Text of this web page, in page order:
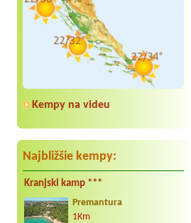
Kempy na videu
Najbližšie kempy:
Kranjski kamp ***
Premantura
1Km